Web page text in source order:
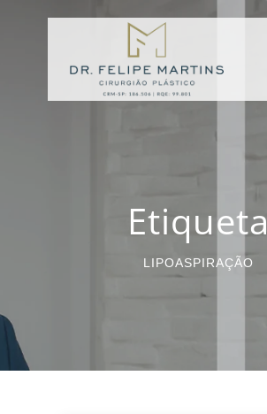
Etiqueta
LIPOASPIRAÇÃO